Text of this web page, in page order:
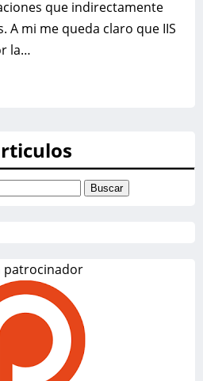
que indirectamente
A mi me queda claro que IIS
la…
patrocinador